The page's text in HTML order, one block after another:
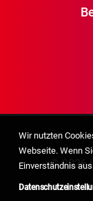
© 2026
Wir nutzten
Webseite. Wenn
Einverständnis